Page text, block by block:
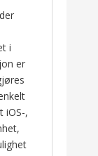
i
er
iOS-,